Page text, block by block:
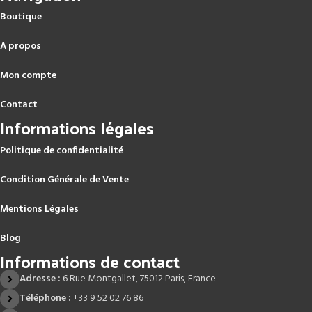
Boutique
A propos
Mon compte
Contact
Informations légales
Politique de confidentialité
Condition Générale de Vente
Mentions Légales
Blog
Informations de contact
Adresse : 6 Rue Montgallet, 75012 Paris, France
Téléphone :+33 9 52 02 76 86